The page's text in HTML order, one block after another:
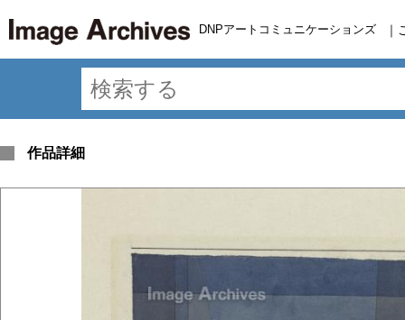
DNPアートコミュニケーションズ ｜
作品詳細